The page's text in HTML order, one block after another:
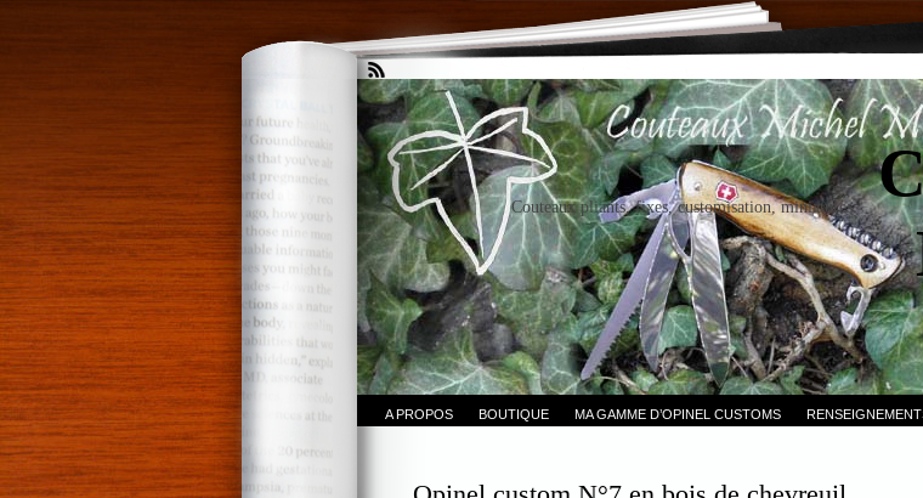
Couteaux pliants, fixes, customisation, miniatures.
A PROPOS BOUTIQUE MA GAMME D’OPINEL CUSTOMS